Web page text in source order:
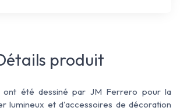
produit
ont été dessiné par JM Ferrero pour la
lumineux et d'accessoires de décoration